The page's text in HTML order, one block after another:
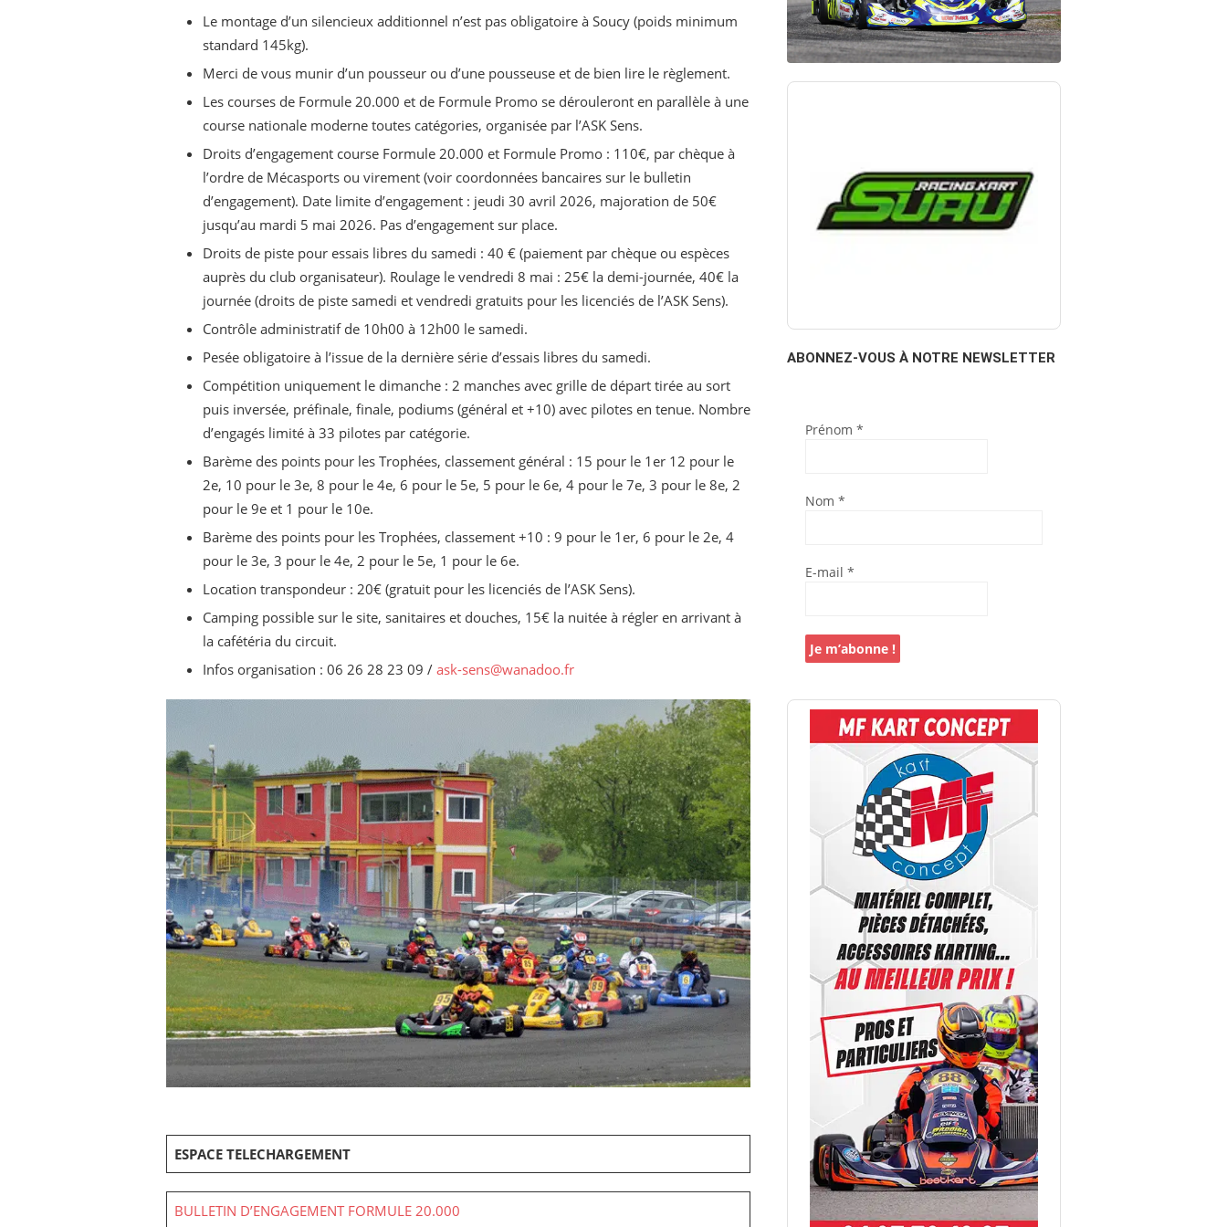
Le montage d’un silencieux additionnel n’est pas obligatoire à Soucy (poids minimum
standard 145kg).
Merci de vous munir d’un pousseur ou d’une pousseuse et de bien lire le règlement.
Les courses de Formule 20.000 et de Formule Promo se dérouleront en parallèle à une
course nationale moderne toutes catégories, organisée par l’ASK Sens.
Droits d’engagement course Formule 20.000 et Formule Promo : 110€, par chèque à
l’ordre de Mécasports ou virement (voir coordonnées bancaires sur le bulletin
d’engagement). Date limite d’engagement : jeudi 30 avril 2026, majoration de 50€
jusqu’au mardi 5 mai 2026. Pas d’engagement sur place.
Droits de piste pour essais libres du samedi : 40 € (paiement par chèque ou espèces
auprès du club organisateur). Roulage le vendredi 8 mai : 25€ la demi-journée, 40€ la
journée (droits de piste samedi et vendredi gratuits pour les licenciés de l’ASK Sens).
Contrôle administratif de 10h00 à 12h00 le samedi.
Pesée obligatoire à l’issue de la dernière série d’essais libres du samedi.
Compétition uniquement le dimanche : 2 manches avec grille de départ tirée au sort
puis inversée, préfinale, finale, podiums (général et +10) avec pilotes en tenue. Nombre
d’engagés limité à 33 pilotes par catégorie.
Barème des points pour les Trophées, classement général : 15 pour le 1er 12 pour le
2e, 10 pour le 3e, 8 pour le 4e, 6 pour le 5e, 5 pour le 6e, 4 pour le 7e, 3 pour le 8e, 2
pour le 9e et 1 pour le 10e.
Barème des points pour les Trophées, classement +10 : 9 pour le 1er, 6 pour le 2e, 4
pour le 3e, 3 pour le 4e, 2 pour le 5e, 1 pour le 6e.
Location transpondeur : 20€ (gratuit pour les licenciés de l’ASK Sens).
Camping possible sur le site, sanitaires et douches, 15€ la nuitée à régler en arrivant à
la cafétéria du circuit.
Infos organisation : 06 26 28 23 09 / ask-sens@wanadoo.fr
ESPACE TELECHARGEMENT
BULLETIN D’ENGAGEMENT FORMULE 20.000
ABONNEZ-VOUS À NOTRE NEWSLETTER
Prénom *
Nom *
E-mail *